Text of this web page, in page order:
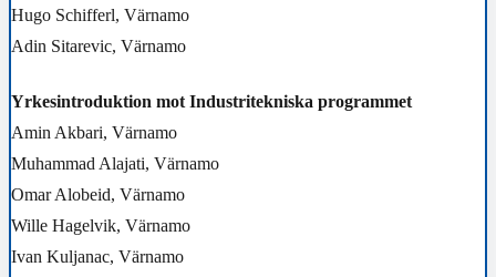
Hugo Schifferl, Värnamo
Adin Sitarevic, Värnamo
Yrkesintroduktion mot Industritekniska programmet
Amin Akbari, Värnamo
Muhammad Alajati, Värnamo
Omar Alobeid, Värnamo
Wille Hagelvik, Värnamo
Ivan Kuljanac, Värnamo